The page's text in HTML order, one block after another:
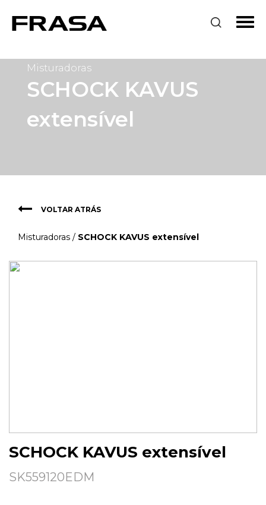
Misturadoras
SCHOCK KAVUS
extensível
VOLTAR ATRÁS
Misturadoras / SCHOCK KAVUS extensível
SCHOCK KAVUS extensível
SK559120EDM